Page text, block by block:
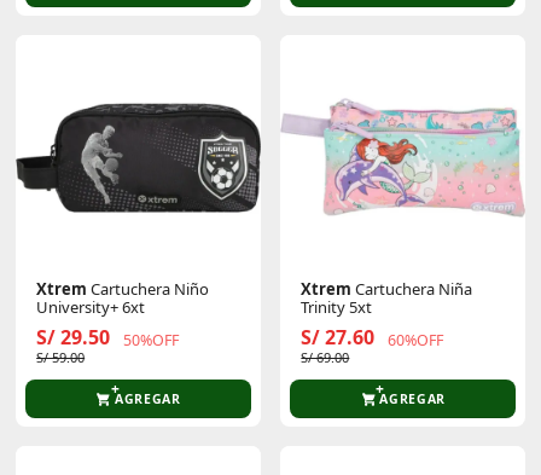
Xtrem Cartuchera Niño
University+ 6xt
S/ 29.50 50%OFF
S/ 59.00
AGREGAR
Xtrem Cartuchera Niña
Trinity 5xt
S/ 27.60 60%OFF
S/ 69.00
AGREGAR